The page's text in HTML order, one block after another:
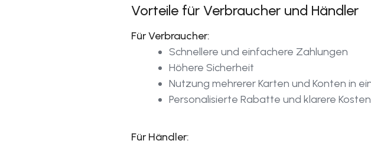
Vorteile für Verbraucher und Händler
Für Verbraucher:
Schnellere und einfachere Zahlungen
Höhere Sicherheit
Nutzung mehrerer Karten und Konten in
Personalisierte Rabatte und klarere
Für Händler: